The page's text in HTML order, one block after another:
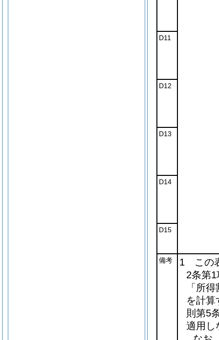
D11
D12
D13
D14
D15
備考
1 この
2条第
「所
を計算
則第5
適用し